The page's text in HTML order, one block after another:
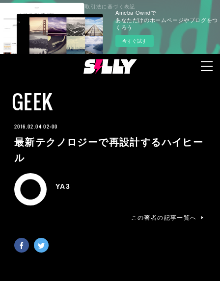
Ameba Owndで
あなただけのホームページやブログをつ
くろう
今すぐ試す
GEEK
2016.02.04 02:00
最新テクノロジーで再設計するハイヒー
ル
YA3
この著者の記事一覧へ
プライバシーポリシー 特定商取引法に基づく表記